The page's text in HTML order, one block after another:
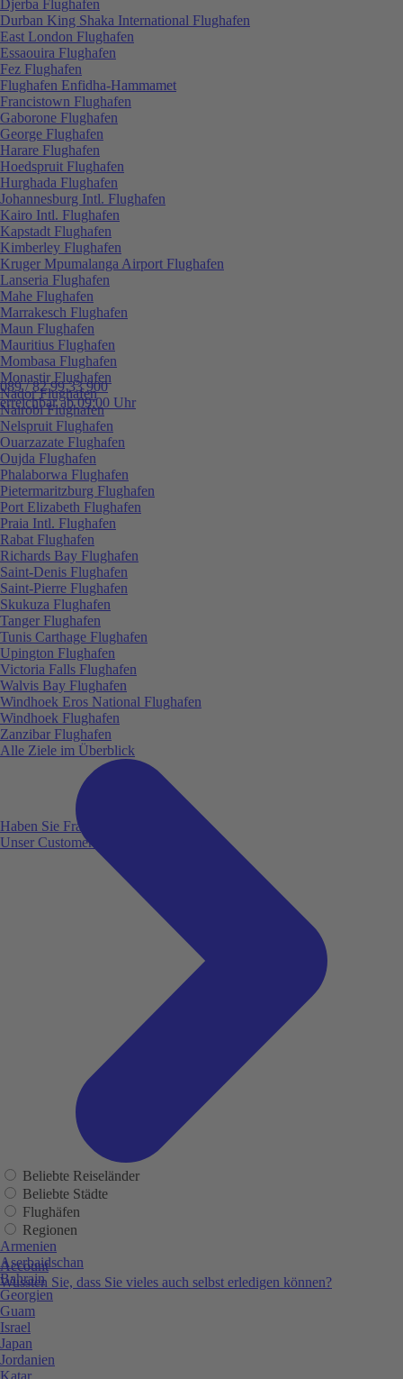
089 / 82 99 33 900
erreichbar ab 09:00 Uhr
Haben Sie Fragen?
Unser Customer Service ist für Sie da!
Account
Wussten Sie, dass Sie vieles auch selbst erledigen können?
Djerba Flughafen
Durban King Shaka International Flughafen
East London Flughafen
Essaouira Flughafen
Fez Flughafen
Flughafen Enfidha-Hammamet
Francistown Flughafen
Gaborone Flughafen
George Flughafen
Harare Flughafen
Hoedspruit Flughafen
Hurghada Flughafen
Johannesburg Intl. Flughafen
Kairo Intl. Flughafen
Kapstadt Flughafen
Kimberley Flughafen
Kruger Mpumalanga Airport Flughafen
Lanseria Flughafen
Mahe Flughafen
Marrakesch Flughafen
Maun Flughafen
Mauritius Flughafen
Mombasa Flughafen
Monastir Flughafen
Nador Flughafen
Nairobi Flughafen
Nelspruit Flughafen
Ouarzazate Flughafen
Oujda Flughafen
Phalaborwa Flughafen
Pietermaritzburg Flughafen
Port Elizabeth Flughafen
Praia Intl. Flughafen
Rabat Flughafen
Richards Bay Flughafen
Saint-Denis Flughafen
Saint-Pierre Flughafen
Skukuza Flughafen
Tanger Flughafen
Tunis Carthage Flughafen
Upington Flughafen
Victoria Falls Flughafen
Walvis Bay Flughafen
Windhoek Eros National Flughafen
Windhoek Flughafen
Zanzibar Flughafen
Alle Ziele im Überblick
Beliebte Reiseländer
Beliebte Städte
Flughäfen
Regionen
Armenien
Aserbaidschan
Bahrain
Georgien
Guam
Israel
Japan
Jordanien
Katar